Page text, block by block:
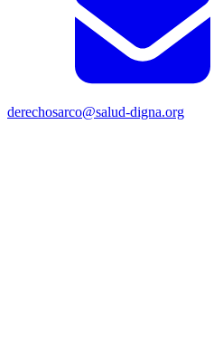
derechosarco@salud-digna.org